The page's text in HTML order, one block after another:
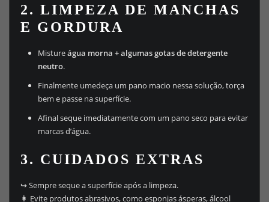
2. LIMPEZA DE MANCHAS
E GORDURA
Mistureágua morna + algumas gotas de detergente
neutro.
Finalmente umedeça um pano macio nessa solução, torça
bem e passe na superfície.
Afinal seque imediatamente com um pano seco para evitar
marcas d’água.
3. CUIDADOS EXTRAS
↪️ Sempre seque a superfície após a limpeza.
👩 Evite produtos abrasivos, como esponjas ásperas, álcool